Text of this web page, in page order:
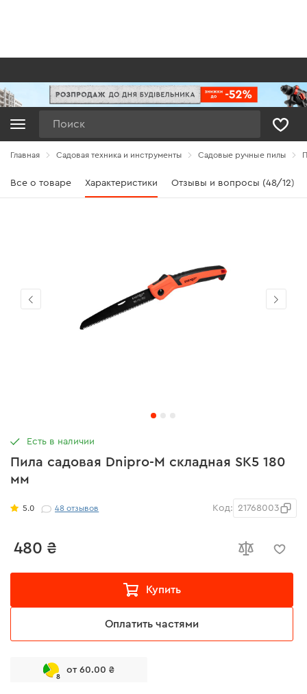
Главная Садовая техника и инструменты Садовые ручные пилы
Все о товаре Характеристики Отзывы и вопросы (48/12)
Пила садовая Dnipro-M складная SK5 180
мм
5.0 48отзывов Код: 21768003
480 ₴
Купить
Оплатить частями
8
от 60.00 ₴
Есть в наличии